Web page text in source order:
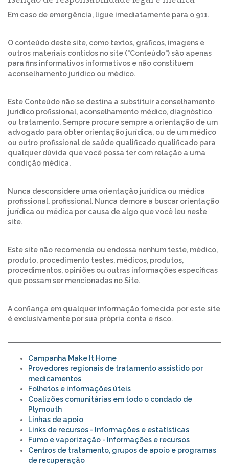
Em caso de emergência, ligue imediatamente para o 911.
O conteúdo deste site, como textos, gráficos, imagens e
outros materiais contidos no site ("Conteúdo") são apenas
para fins informativos informativos e não constituem
aconselhamento jurídico ou médico.
Este Conteúdo não se destina a substituir aconselhamento
jurídico profissional, aconselhamento médico, diagnóstico
ou tratamento. Sempre procure sempre a orientação de um
advogado para obter orientação jurídica, ou de um médico
ou outro profissional de saúde qualificado qualificado para
qualquer dúvida que você possa ter com relação a uma
condição médica.
Nunca desconsidere uma orientação jurídica ou médica
profissional. profissional. Nunca demore a buscar orientação
jurídica ou médica por causa de algo que você leu neste
site.
Este site não recomenda ou endossa nenhum teste, médico,
produto, procedimento testes, médicos, produtos,
procedimentos, opiniões ou outras informações específicas
que possam ser mencionadas no Site.
A confiança em qualquer informação fornecida por este site
é exclusivamente por sua própria conta e risco.
Campanha Make It Home
Provedores regionais de tratamento assistido por
medicamentos
Folhetos e informações úteis
Coalizões comunitárias em todo o condado de
Plymouth
Linhas de apoio
Links de recursos - Informações e estatísticas
Fumo e vaporização - Informações e recursos
Centros de tratamento, grupos de apoio e programas
de recuperação